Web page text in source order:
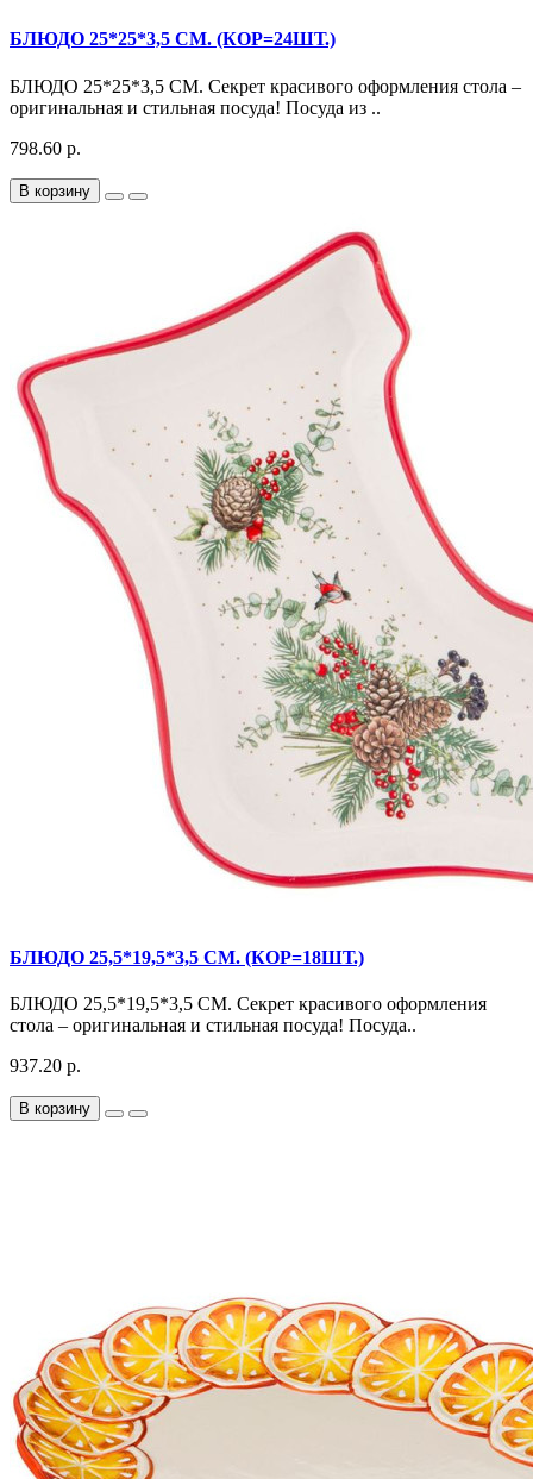
БЛЮДО 25*25*3,5 СМ. (КОР=24ШТ.)
БЛЮДО 25*25*3,5 СМ. Секрет красивого оформления стола –
оригинальная и стильная посуда! Посуда из ..
798.60 р.
В корзину
БЛЮДО 25,5*19,5*3,5 СМ. (КОР=18ШТ.)
БЛЮДО 25,5*19,5*3,5 СМ. Секрет красивого оформления
стола – оригинальная и стильная посуда! Посуда..
937.20 р.
В корзину